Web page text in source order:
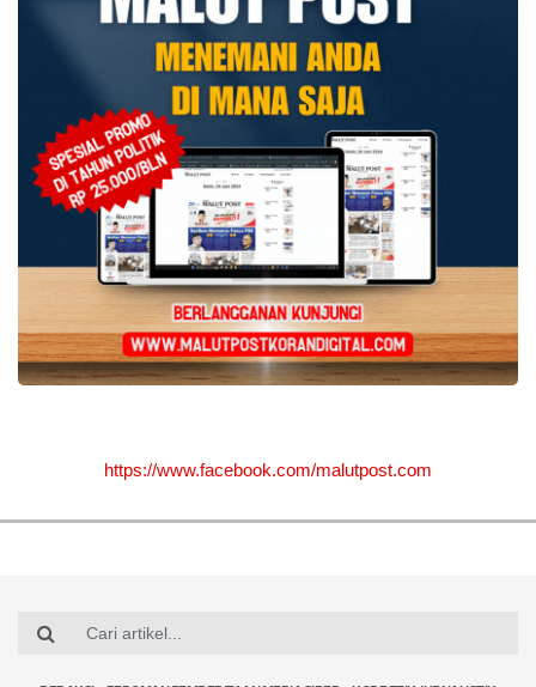
https://www.facebook.com/malutpost.com